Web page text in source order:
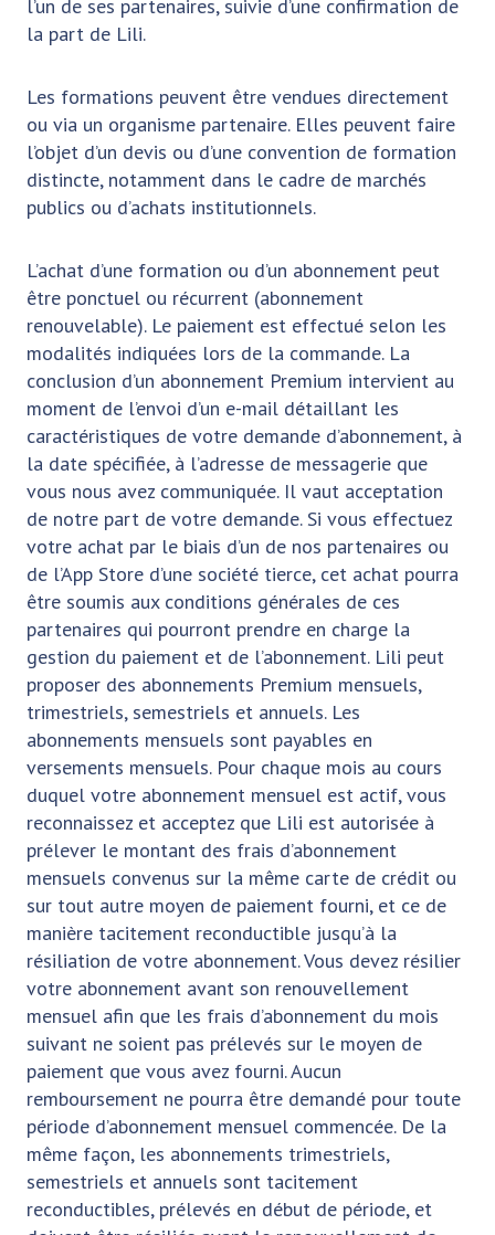
l’un de ses partenaires, suivie d’une confirmation de
la part de Lili.
Les formations peuvent être vendues directement
ou via un organisme partenaire. Elles peuvent faire
l’objet d’un devis ou d’une convention de formation
distincte, notamment dans le cadre de marchés
publics ou d’achats institutionnels.
L’achat d’une formation ou d’un abonnement peut
être ponctuel ou récurrent (abonnement
renouvelable). Le paiement est effectué selon les
modalités indiquées lors de la commande. La
conclusion d’un abonnement Premium intervient au
moment de l’envoi d’un e-mail détaillant les
caractéristiques de votre demande d’abonnement, à
la date spécifiée, à l’adresse de messagerie que
vous nous avez communiquée. Il vaut acceptation
de notre part de votre demande. Si vous effectuez
votre achat par le biais d’un de nos partenaires ou
de l’App Store d’une société tierce, cet achat pourra
être soumis aux conditions générales de ces
partenaires qui pourront prendre en charge la
gestion du paiement et de l’abonnement. Lili peut
proposer des abonnements Premium mensuels,
trimestriels, semestriels et annuels. Les
abonnements mensuels sont payables en
versements mensuels. Pour chaque mois au cours
duquel votre abonnement mensuel est actif, vous
reconnaissez et acceptez que Lili est autorisée à
prélever le montant des frais d’abonnement
mensuels convenus sur la même carte de crédit ou
sur tout autre moyen de paiement fourni, et ce de
manière tacitement reconductible jusqu’à la
résiliation de votre abonnement. Vous devez résilier
votre abonnement avant son renouvellement
mensuel afin que les frais d’abonnement du mois
suivant ne soient pas prélevés sur le moyen de
paiement que vous avez fourni. Aucun
remboursement ne pourra être demandé pour toute
période d’abonnement mensuel commencée. De la
même façon, les abonnements trimestriels,
semestriels et annuels sont tacitement
reconductibles, prélevés en début de période, et